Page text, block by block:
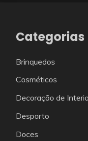
Categorias
Brinquedos
Cosméticos
Decoração de
Desporto
Doces